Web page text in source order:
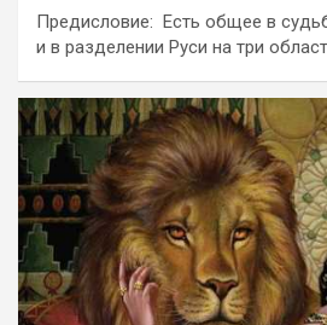
Предисловие: Есть общее в
и в разделении Руси на три